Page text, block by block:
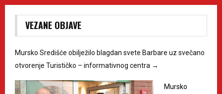
VEZANE OBJAVE
Mursko Središće obilježilo blagdan svete Barbare uz svečano
otvorenje Turističko – informativnog centra →
Mursko